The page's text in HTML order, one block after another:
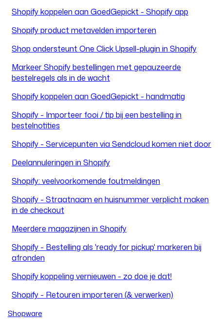
Shopify koppelen aan GoedGepickt - Shopify app
Shopify product metavelden importeren
Shop ondersteunt One Click Upsell-plugin in Shopify
Markeer Shopify bestellingen met gepauzeerde
bestelregels als in de wacht
Shopify koppelen aan GoedGepickt - handmatig
Shopify - Importeer fooi / tip bij een bestelling in
bestelnotities
Shopify - Servicepunten via Sendcloud komen niet door
Deelannuleringen in Shopify
Shopify: veelvoorkomende foutmeldingen
Shopify - Straatnaam en huisnummer verplicht maken
in de checkout
Meerdere magazijnen in Shopify
Shopify - Bestelling als 'ready for pickup' markeren bij
afronden
Shopify koppeling vernieuwen - zo doe je dat!
Shopify - Retouren importeren (& verwerken)
Shopware